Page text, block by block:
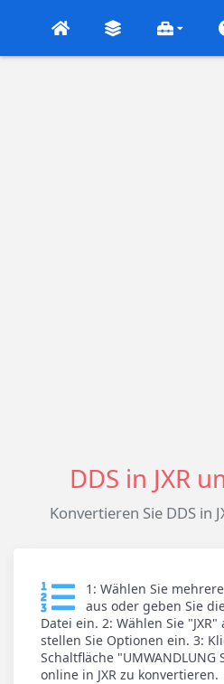
DDS in JXR
Konvertieren Sie DDS in
1: Wählen Sie
aus oder geben Sie
Datei ein. 2: Wählen Sie
stellen Sie Optionen ein. 3:
Schaltfläche "UMWANDLUNG
online in JXR zu konvertieren.